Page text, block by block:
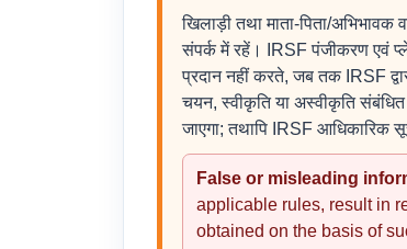
खिलाड़ी तथा माता-पिता/
संपर्क में रहें। IRSF पंजीकरण एवं
प्रदान नहीं करते, जब तक IRSF
चयन, स्वीकृति या अस्वीकृति संबंधित
जाएगा; तथापि IRSF आधिकारिक
False or misleading
applicable rules, result in
obtained on the basis of